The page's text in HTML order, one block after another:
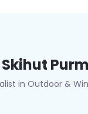
in Outdoor &